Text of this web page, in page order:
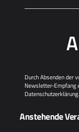
Durch Absenden der
Newsletter-Empfang
Datenschutzerklärung.
Anstehende